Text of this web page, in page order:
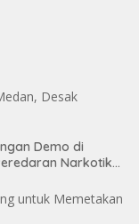
Demo di
Narkotika